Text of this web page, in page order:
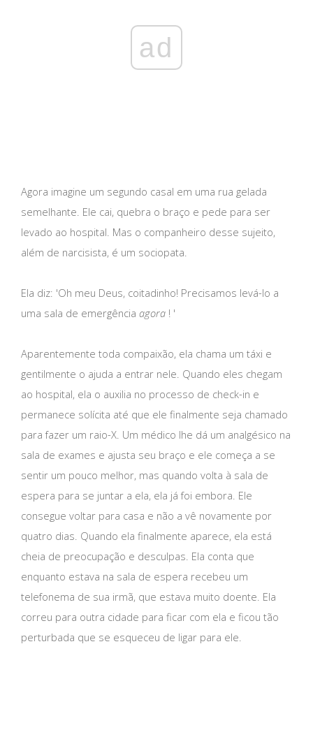
ad
Agora imagine um segundo casal em uma rua gelada
semelhante. Ele cai, quebra o braço e pede para ser
levado ao hospital. Mas o companheiro desse sujeito,
além de narcisista, é um sociopata.
Ela diz: 'Oh meu Deus, coitadinho! Precisamos levá-lo a
uma sala de emergência agora ! '
Aparentemente toda compaixão, ela chama um táxi e
gentilmente o ajuda a entrar nele. Quando eles chegam
ao hospital, ela o auxilia no processo de check-in e
permanece solícita até que ele finalmente seja chamado
para fazer um raio-X. Um médico lhe dá um analgésico na
sala de exames e ajusta seu braço e ele começa a se
sentir um pouco melhor, mas quando volta à sala de
espera para se juntar a ela, ela já foi embora. Ele
consegue voltar para casa e não a vê novamente por
quatro dias. Quando ela finalmente aparece, ela está
cheia de preocupação e desculpas. Ela conta que
enquanto estava na sala de espera recebeu um
telefonema de sua irmã, que estava muito doente. Ela
correu para outra cidade para ficar com ela e ficou tão
perturbada que se esqueceu de ligar para ele.